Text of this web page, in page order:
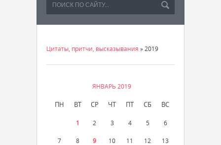
Цитаты, притчи, высказывания » 2019
ЯНВАРЬ 2019
ПН ВТ СР ЧТ ПТ СБ ВС
1 2 3 4 5 6
7 8 9 10 11 12 13